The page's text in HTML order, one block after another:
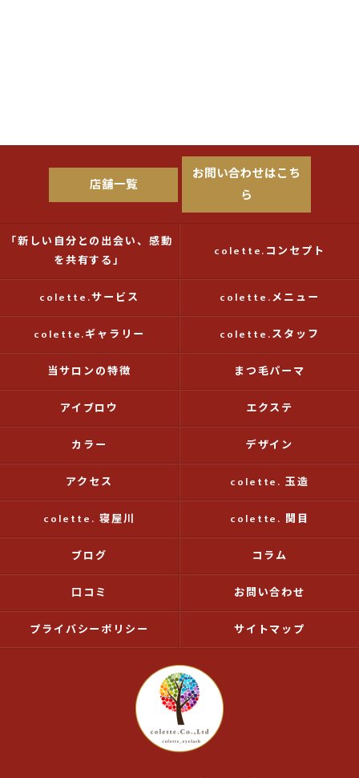
店舗一覧
お問い合わせはこち
ら
「新しい自分との出会い、感動
を共有する」
colette.コンセプト
colette.サービス colette.メニュー
colette.ギャラリー colette.スタッフ
当サロンの特徴 まつ毛パーマ
アイブロウ エクステ
カラー デザイン
アクセス colette. 玉造
colette. 寝屋川 colette. 関目
ブログ コラム
口コミ お問い合わせ
プライバシーポリシー サイトマップ